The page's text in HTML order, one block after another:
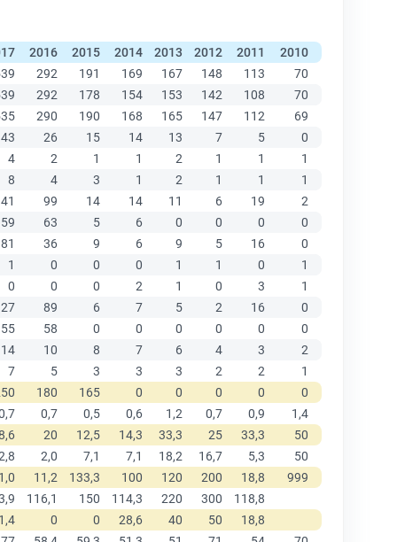
2016 2015 2014 2013 2012 2011 2010